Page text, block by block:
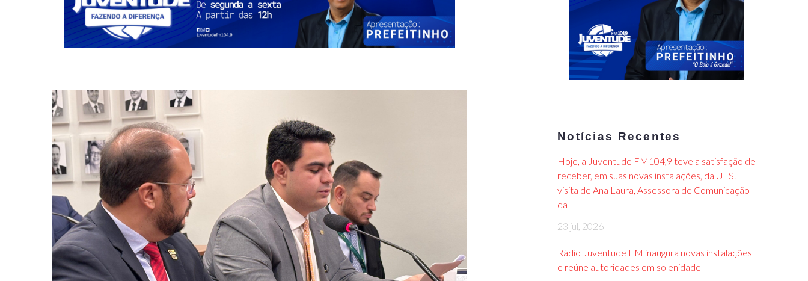
Notícias Recentes
Hoje, a Juventude FM104,9 teve a satisfação de
receber, em suas novas instalações, da UFS.
visita de Ana Laura, Assessora de Comunicação
da
23 jul, 2026
Rádio Juventude FM inaugura novas instalações
e reúne autoridades em solenidade